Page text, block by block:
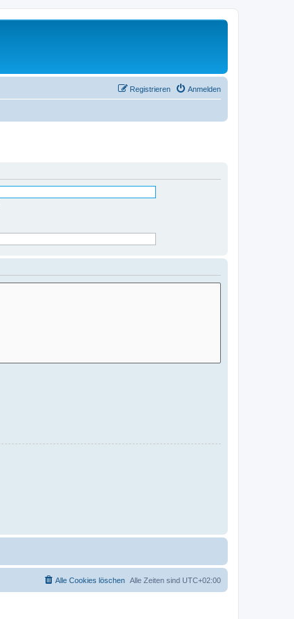
Anmelden
Registrieren
Alle Zeiten sind UTC+02:00
Alle Cookies löschen